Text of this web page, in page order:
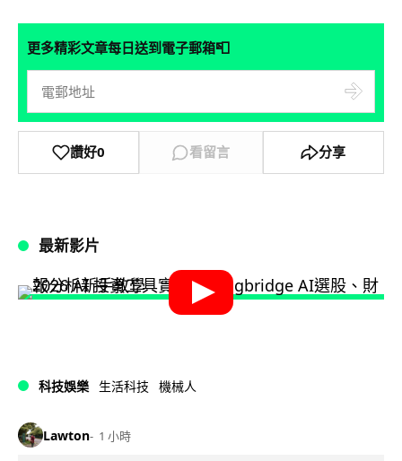
更多精彩文章每日送到電子郵箱📮
讚好0 看留言 分享
最新影片
科技娛樂 生活科技 機械人
Lawton 1 小時